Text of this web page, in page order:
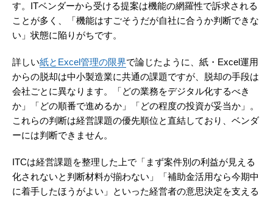
す。ITベンダーから受ける提案は機能の網羅性で訴求される
ことが多く、「機能はすごそうだが自社に合うか判断できな
い」状態に陥りがちです。
詳しい紙とExcel管理の限界で論じたように、紙・Excel運用
からの脱却は中小製造業に共通の課題ですが、脱却の手段は
会社ごとに異なります。「どの業務をデジタル化するべき
か」「どの順番で進めるか」「どの程度の投資が妥当か」。
これらの判断は経営課題の優先順位と直結しており、ベンダ
ーには判断できません。
ITCは経営課題を整理した上で「まず案件別の利益が見える
化されないと判断材料が揃わない」「補助金活用なら今期中
に着手したほうがよい」といった経営者の意思決定を支える